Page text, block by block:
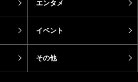
エンタメ
イベント
その他